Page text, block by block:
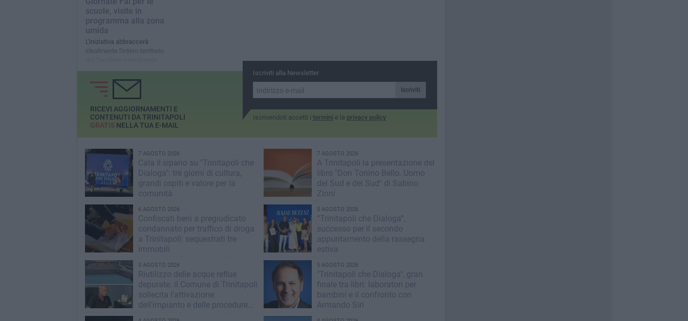
scuole, visite in
programma alla zona
umida
L'iniziativa abbraccerà
idealmente l'intero territorio
Iscriviti alla Newsletter
Iscriviti
Iscrivendoti accetti i termini e la privacy policy
RICEVI AGGIORNAMENTI E
CONTENUTI DA TRINITAPOLI
GRATISNELLA TUA E-MAIL
7 AGOSTO 2026
Cala il sipario su "Trinitapoli che
Dialoga": tre giorni di cultura,
grandi ospiti e valore per la
comunità
7 AGOSTO 2026
A Trinitapoli la presentazione del
libro "Don Tonino Bello. Uomo
del Sud e dei Sud" di Sabino
Zinni
6 AGOSTO 2026
Confiscati beni a pregiudicato
condannato per traffico di droga
a Trinitapoli: sequestrati tre
immobili
5 AGOSTO 2026
“Trinitapoli che Dialoga”,
successo per il secondo
appuntamento della rassegna
estiva
5 AGOSTO 2026
Riutilizzo delle acque reflue
depurate: il Comune di Trinitapoli
sollecita l'attivazione
dell'impianto e delle procedure
5 AGOSTO 2026
"Trinitapoli che Dialoga", gran
finale tra libri: laboratori per
bambini e il confronto con
Armando Siri